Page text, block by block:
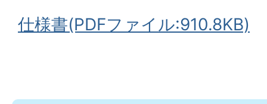
仕様書(PDFファイル:910.8KB)